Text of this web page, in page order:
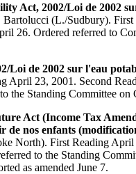
Act, 2002/Loi de 2002
Bartolucci (L./Sudbury).
26. Ordered referred to
Loi de 2002 sur l'eau
April 23, 2001. Second
the Standing Committee on
Act (Income Tax
de nos enfants
North). First Reading
to the Standing
as amended June 7.